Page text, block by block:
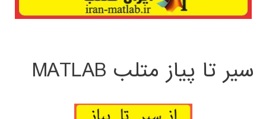
سیر تا پیاز متلب MATLAB